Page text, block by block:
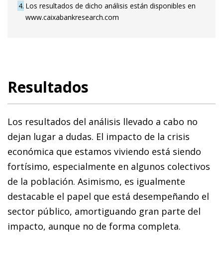
4 Los resultados de dicho análisis están disponibles en
www.caixabankresearch.com
Resultados
Los resultados del análisis llevado a cabo no
dejan lugar a dudas. El impacto de la crisis
económica que estamos viviendo está siendo
fortísimo, especialmente en algunos colectivos
de la población. Asimismo, es igualmente
destacable el papel que está desempeñando el
sector público, amortiguando gran parte del
impacto, aunque no de forma completa.